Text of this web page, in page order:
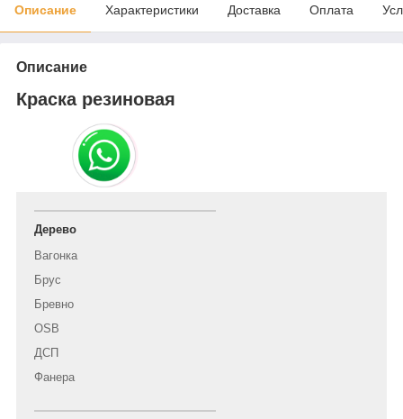
Описание Характеристики Доставка Оплата
Описание
Краска резиновая
Дерево
Вагонка
Брус
Бревно
OSB
ДСП
Фанера